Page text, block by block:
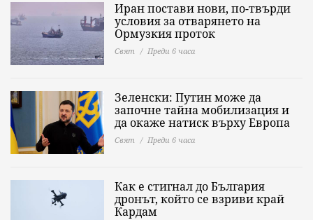
Иран постави нови, по-твърди
условия за отварянето на
Ормузкия проток
Свят Преди 6 часа
Зеленски: Путин може да
започне тайна мобилизация и
да окаже натиск върху Европа
Свят Преди 6 часа
Как е стигнал до България
дронът, който се взриви край
Кардам